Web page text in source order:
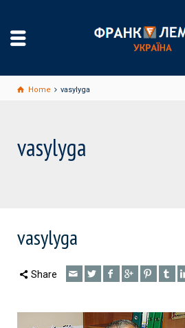
Home vasylyga
vasylyga
vasylyga
Share